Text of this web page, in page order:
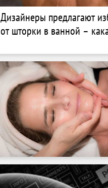
Дизайнеры предлагают
от шторки в ванной –